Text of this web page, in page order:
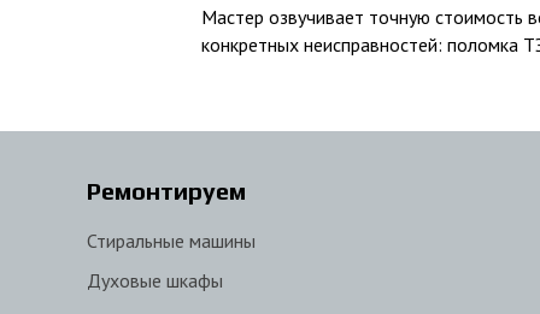
Мастер озвучивает точную стоимость
конкретных неисправностей: поломка
Ремонтируем
Стиральные машины
Духовые шкафы